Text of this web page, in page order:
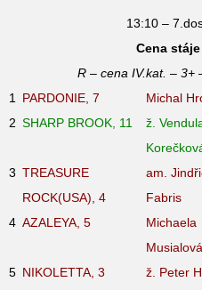
13:10 –
Cena
R – cena IV.kat. – 3+
1
PARDONIE, 7 Michal
2 SHARP BROOK, 11
ž.
3 TREASURE
ROCK(USA), 4
am.
Fabris
4 AZALEYA, 5
Michaela
Musialová
5 NIKOLETTA, 3 ž. Peter